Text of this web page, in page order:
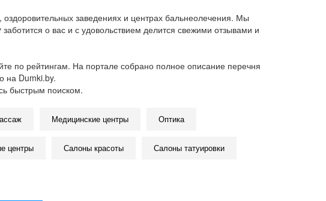
заведениях и центрах бальнеолечения. Мы
о вас и с удовольствием делится свежими отзывами и
по рейтингам. На портале собрано полное описание перечня
на Dumki.by.
быстрым поиском.
Медицинские центры Оптика
центры Салоны красоты Салоны татуировки